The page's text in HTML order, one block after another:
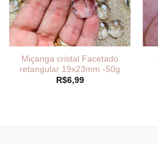
Miçanga cristal Facetado
retangular 19x23mm -50g
R$6,99